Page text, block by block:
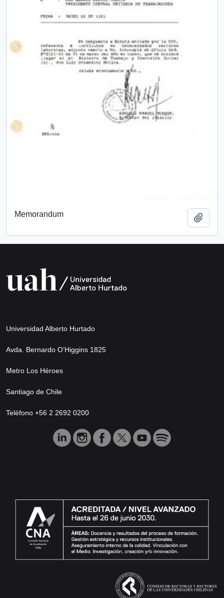
Memorandum
Universidad Alberto Hurtado
Avda. Bernardo O’Higgins 1825
Metro Los Héroes
Santiago de Chile
Teléfono +56 2 2692 0200